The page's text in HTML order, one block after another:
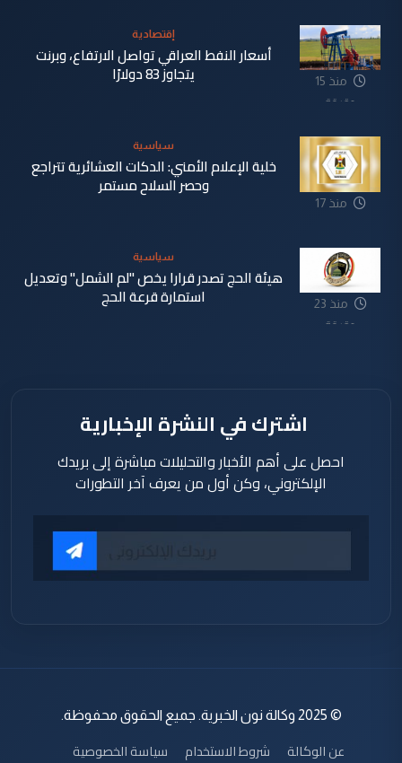
منذ 15
دقيقة
إقتصادية
أسعار النفط العراقي تواصل الارتفاع، وبرنت
يتجاوز 83 دولارًا
منذ 17
سياسية
خلية الإعلام الأمني: الدكات العشائرية تتراجع
وحصر السلاح مستمر
منذ 23
دقيقة
سياسية
هيئة الحج تصدر قرارا يخص "لم الشمل" وتعديل
استمارة قرعة الحج
اشترك في النشرة الإخبارية
احصل على أهم الأخبار والتحليلات مباشرة إلى بريدك
الإلكتروني، وكن أول من يعرف آخر التطورات
© 2025 وكالة نون الخبرية. جميع الحقوق محفوظة.
عن الوكالة شروط الاستخدام
سياسة الخصوصية